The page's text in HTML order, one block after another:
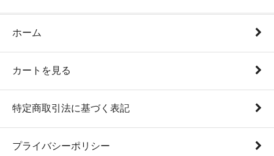
ホーム
カートを見る
特定商取引法に基づく表記
プライバシーポリシー